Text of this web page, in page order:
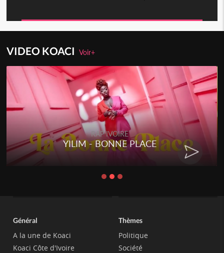
VIDEO KOACIVoir+
RAP IVOIRE
YILIM - BONNE PLACE
Général
A la une de Koaci
Koaci Côte d'Ivoire
Thèmes
Politique
Société